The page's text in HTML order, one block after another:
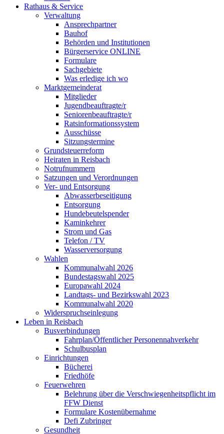
Rathaus & Service
Verwaltung
Ansprechpartner
Bauhof
Behörden und Institutionen
Bürgerservice ONLINE
Formulare
Sachgebiete
Was erledige ich wo
Marktgemeinderat
Mitglieder
Jugendbeauftragte/r
Seniorenbeauftragte/r
Ratsinformationssystem
Ausschüsse
Sitzungstermine
Grundsteuerreform
Heiraten in Reisbach
Notrufnummern
Satzungen und Verordnungen
Ver- und Entsorgung
Abwasserbeseitigung
Entsorgung
Hundebeutelspender
Kaminkehrer
Strom und Gas
Telefon / TV
Wasserversorgung
Wahlen
Kommunalwahl 2026
Bundestagswahl 2025
Europawahl 2024
Landtags- und Bezirkswahl 2023
Kommunalwahl 2020
Widerspruchseinlegung
Leben in Reisbach
Busverbindungen
Fahrplan/Öffentlicher Personennahverkehr
Schulbusplan
Einrichtungen
Bücherei
Friedhöfe
Feuerwehren
Belehrung über die Verschwiegenheitspflicht im
FFW Dienst
Formulare Kostenübernahme
Defi Zubringer
Gesundheit